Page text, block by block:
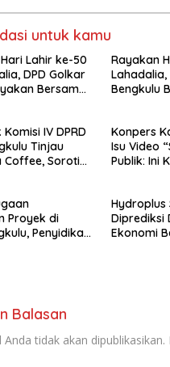
untuk kamu
Lahir ke-50
DPD Golkar
Bersama
Rayakan
Lahadalia,
Bengkulu
IV DPRD
Tinjau
Coffee, Soroti
Konpers
Isu Video
Publik: Ini
Proyek di
Penyidikan
Hydroplus
Diprediksi
Ekonomi
Balasan
tidak akan dipublikasikan.